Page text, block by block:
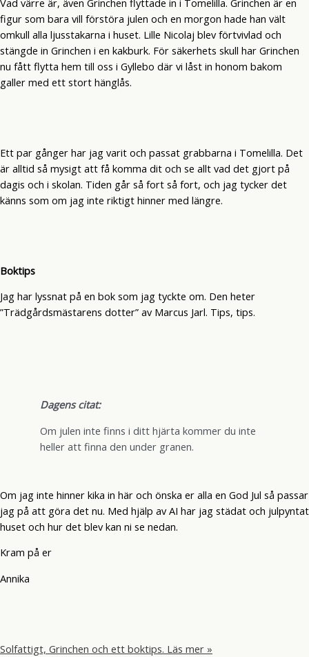
Vad värre är, även Grinchen flyttade in i Tomelilla. Grinchen är en
figur som bara vill förstöra julen och en morgon hade han vält
omkull alla ljusstakarna i huset. Lille Nicolaj blev förtvivlad och
stängde in Grinchen i en kakburk. För säkerhets skull har Grinchen
nu fått flytta hem till oss i Gyllebo där vi låst in honom bakom
galler med ett stort hänglås.
Ett par gånger har jag varit och passat grabbarna i Tomelilla. Det
är alltid så mysigt att få komma dit och se allt vad det gjort på
dagis och i skolan. Tiden går så fort så fort, och jag tycker det
känns som om jag inte riktigt hinner med längre.
Boktips
Jag har lyssnat på en bok som jag tyckte om. Den heter
”Trädgårdsmästarens dotter” av Marcus Jarl. Tips, tips.
Dagens citat:
Om julen inte finns i ditt hjärta kommer du inte
heller att finna den under granen.
Om jag inte hinner kika in här och önska er alla en God Jul så passar
jag på att göra det nu. Med hjälp av AI har jag städat och julpyntat
huset och hur det blev kan ni se nedan.
Kram på er
Annika
Solfattigt, Grinchen och ett boktips. Läs mer »